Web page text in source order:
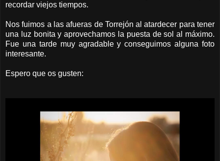
recordar viejos tiempos.
Nos fuimos a las afueras de Torrejón al atardecer para tener
una luz bonita y aprovechamos la puesta de sol al máximo.
Fue una tarde muy agradable y conseguimos alguna foto
interesante.
Espero que os gusten: